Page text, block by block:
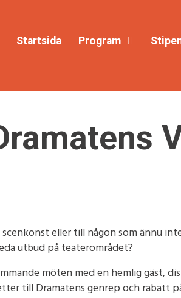
Startsida Program
eller till någon som ännu
utbud på teaterområdet?
möten med en hemlig gäst,
till Dramatens genrep och rabatt